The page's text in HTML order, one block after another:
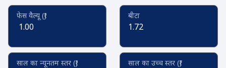
फेस वैल्यू (₹)
1.00
बीटा
1.72
साल का न्यूनतम स्तर (₹) साल का उच्च स्तर (₹)